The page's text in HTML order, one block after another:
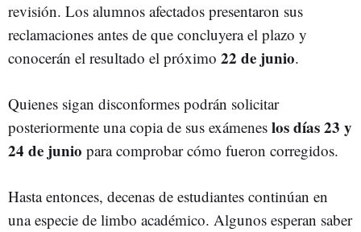
revisión. Los alumnos afectados presentaron sus
reclamaciones antes de que concluyera el plazo y
conocerán el resultado el próximo 22 de junio.
Quienes sigan disconformes podrán solicitar
posteriormente una copia de sus exámenes los días 23 y
24 de junio para comprobar cómo fueron corregidos.
Hasta entonces, decenas de estudiantes continúan en
una especie de limbo académico. Algunos esperan saber